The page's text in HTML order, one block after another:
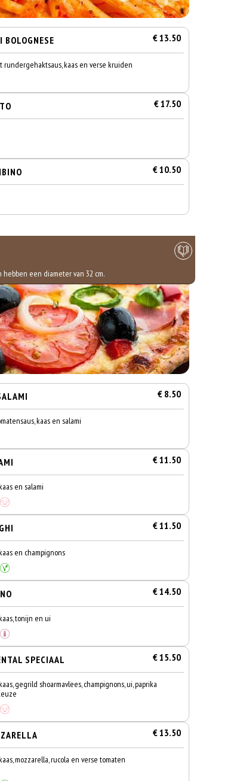
BOLOGNESE € 13.50
rundergehaktsaus, kaas en verse kruiden
€ 17.50
€ 10.50
hebben een diameter van 32 cm.
€ 8.50
kaas en salami
€ 11.50
en salami
€ 11.50
en champignons
€ 14.50
tonijn en ui
SPECIAAL € 15.50
gegrild shoarmavlees, champignons, ui, paprika
€ 13.50
mozzarella, rucola en verse tomaten